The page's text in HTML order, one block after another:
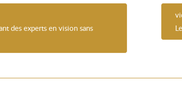
des experts en vision sans